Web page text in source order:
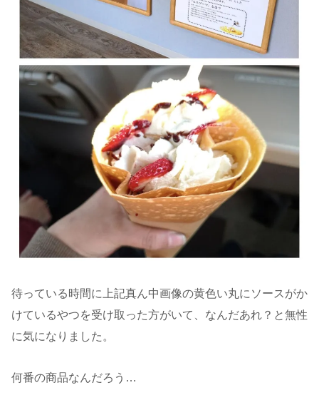
待っている時間に上記真ん中画像の黄色い丸にソースがか
けているやつを受け取った方がいて、なんだあれ？と無性
に気になりました。
何番の商品なんだろう…